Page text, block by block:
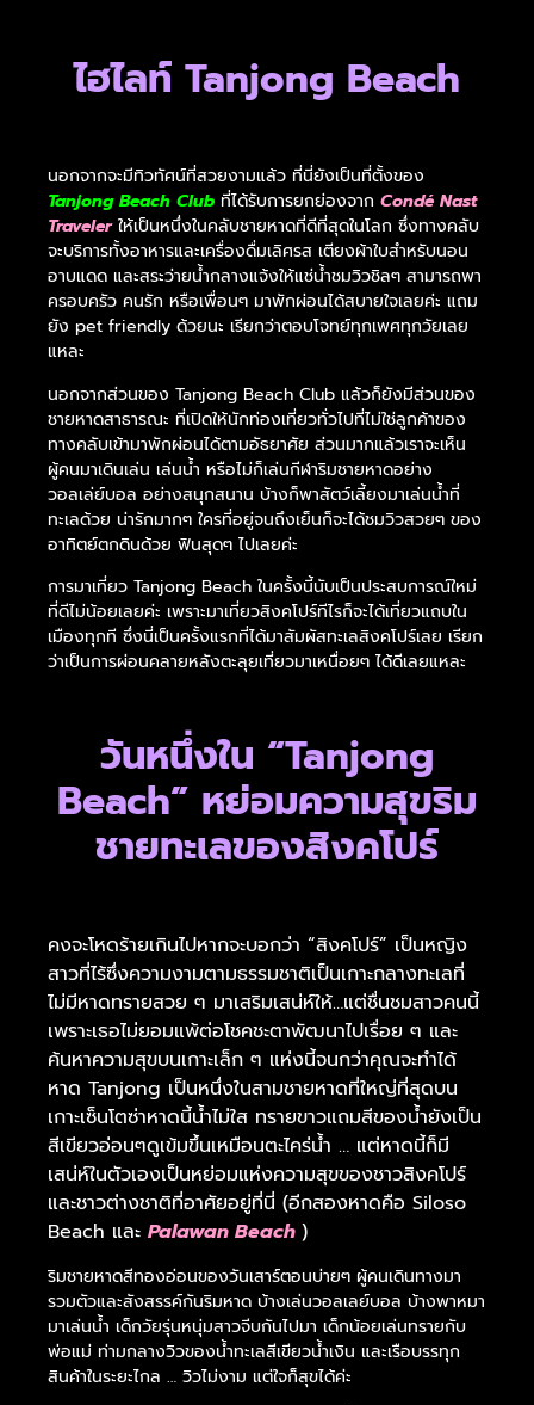
ไฮไลท์ Tanjong Beach
นอกจากจะมีทิวทัศน์ที่สวยงามแล้ว ที่นี่ยังเป็นที่ตั้งของ
Tanjong Beach Club ที่ได้รับการยกย่องจาก Condé Nast
Travelerให้เป็นหนึ่งในคลับชายหาดที่ดีที่สุดในโลก ซึ่งทางคลับ
จะบริการทั้งอาหารและเครื่องดื่มเลิศรส เตียงผ้าใบสำหรับนอน
อาบแดด และสระว่ายน้ำกลางแจ้งให้แช่น้ำชมวิวชิลๆ สามารถพา
ครอบครัว คนรัก หรือเพื่อนๆ มาพักผ่อนได้สบายใจเลยค่ะ แถม
ยัง pet friendly ด้วยนะ เรียกว่าตอบโจทย์ทุกเพศทุกวัยเลย
แหละ
นอกจากส่วนของ Tanjong Beach Club แล้วก็ยังมีส่วนของ
ชายหาดสาธารณะ ที่เปิดให้นักท่องเที่ยวทั่วไปที่ไม่ใช่ลูกค้าของ
ทางคลับเข้ามาพักผ่อนได้ตามอัธยาศัย ส่วนมากแล้วเราจะเห็น
ผู้คนมาเดินเล่น เล่นน้ำ หรือไม่ก็เล่นกีฬาริมชายหาดอย่าง
วอลเล่ย์บอล อย่างสนุกสนาน บ้างก็พาสัตว์เลี้ยงมาเล่นน้ำที่
ทะเลด้วย น่ารักมากๆ ใครที่อยู่จนถึงเย็นก็จะได้ชมวิวสวยๆ ของ
อาทิตย์ตกดินด้วย ฟินสุดๆ ไปเลยค่ะ
การมาเที่ยว Tanjong Beach ในครั้งนี้นับเป็นประสบการณ์ใหม่
ที่ดีไม่น้อยเลยค่ะ เพราะมาเที่ยวสิงคโปร์ทีไรก็จะได้เที่ยวแถบใน
เมืองทุกที ซึ่งนี่เป็นครั้งแรกที่ได้มาสัมผัสทะเลสิงคโปร์เลย เรียก
ว่าเป็นการผ่อนคลายหลังตะลุยเที่ยวมาเหนื่อยๆ ได้ดีเลยแหละ
วันหนึ่งใน “Tanjong
Beach” หย่อมความสุขริม
ชายทะเลของสิงคโปร์
คงจะโหดร้ายเกินไปหากจะบอกว่า “สิงคโปร์” เป็นหญิง
สาวที่ไร้ซึ่งความงามตามธรรมชาติเป็นเกาะกลางทะเลที่
ไม่มีหาดทรายสวย ๆ มาเสริมเสน่ห์ให้…แต่ชื่นชมสาวคนนี้
เพราะเธอไม่ยอมแพ้ต่อโชคชะตาพัฒนาไปเรื่อย ๆ และ
ค้นหาความสุขบนเกาะเล็ก ๆ แห่งนี้จนกว่าคุณจะทำได้
หาด Tanjong เป็นหนึ่งในสามชายหาดที่ใหญ่ที่สุดบน
เกาะเซ็นโตซ่าหาดนี้น้ำไม่ใส ทรายขาวแถมสีของน้ำยังเป็น
สีเขียวอ่อนๆดูเข้มขึ้นเหมือนตะไคร่น้ำ … แต่หาดนี้ก็มี
เสน่ห์ในตัวเองเป็นหย่อมแห่งความสุขของชาวสิงคโปร์
และชาวต่างชาติที่อาศัยอยู่ที่นี่ (อีกสองหาดคือ Siloso
Beach และ Palawan Beach )
ริมชายหาดสีทองอ่อนของวันเสาร์ตอนบ่ายๆ ผู้คนเดินทางมา
รวมตัวและสังสรรค์กันริมหาด บ้างเล่นวอลเลย์บอล บ้างพาหมา
มาเล่นน้ำ เด็กวัยรุ่นหนุ่มสาวจีบกันไปมา เด็กน้อยเล่นทรายกับ
พ่อแม่ ท่ามกลางวิวของน้ำทะเลสีเขียวน้ำเงิน และเรือบรรทุก
สินค้าในระยะไกล … วิวไม่งาม แต่ใจก็สุขได้ค่ะ